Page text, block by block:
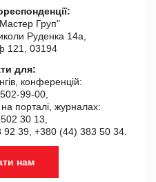
Груп"
Руденка 14а,
121, 03194
для:
конференцій:
99-00,
порталі, журналах:
30 13,
92 39, +380 (44) 383 50 34.
нам